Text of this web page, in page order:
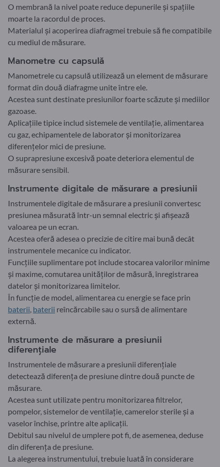
O membrană la nivel poate reduce depunerile și spațiile
moarte la racordul de proces.
Materialul și acoperirea diafragmei trebuie să fie compatibile
cu mediul de măsurare.
Manometre cu capsulă
Manometrele cu capsulă utilizează un element de măsurare
format din două diafragme unite între ele.
Acestea sunt destinate presiunilor foarte scăzute și mediilor
gazoase.
Aplicațiile tipice includ sistemele de ventilație, alimentarea
cu gaz, echipamentele de laborator și monitorizarea
diferențelor mici de presiune.
O suprapresiune excesivă poate deteriora elementul de
măsurare sensibil.
Instrumente digitale de măsurare a presiunii
Instrumentele digitale de măsurare a presiunii convertesc
presiunea măsurată într-un semnal electric și afișează
valoarea pe un ecran.
Acestea oferă adesea o precizie de citire mai bună decât
instrumentele mecanice cu indicator.
Funcțiile suplimentare pot include stocarea valorilor minime
și maxime, comutarea unităților de măsură, înregistrarea
datelor și monitorizarea limitelor.
În funcție de model, alimentarea cu energie se face prin
baterii, baterii reîncărcabile sau o sursă de alimentare
externă.
Instrumente de măsurare a presiunii
diferențiale
Instrumentele de măsurare a presiunii diferențiale
detectează diferența de presiune dintre două puncte de
măsurare.
Acestea sunt utilizate pentru monitorizarea filtrelor,
pompelor, sistemelor de ventilație, camerelor sterile și a
vaselor închise, printre alte aplicații.
Debitul sau nivelul de umplere pot fi, de asemenea, deduse
din diferența de presiune.
La alegerea instrumentului, trebuie luată în considerare